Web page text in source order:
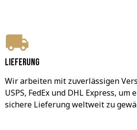
Lieferung
Wir arbeiten mit zuverlässigen
USPS, FedEx und DHL Express,
sichere Lieferung weltweit zu